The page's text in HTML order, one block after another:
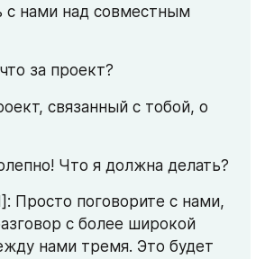
с нами над совместным
за проект?
связанный с тобой, о
Что я должна делать?
Просто поговорите с нами,
с более широкой
нами тремя. Это будет